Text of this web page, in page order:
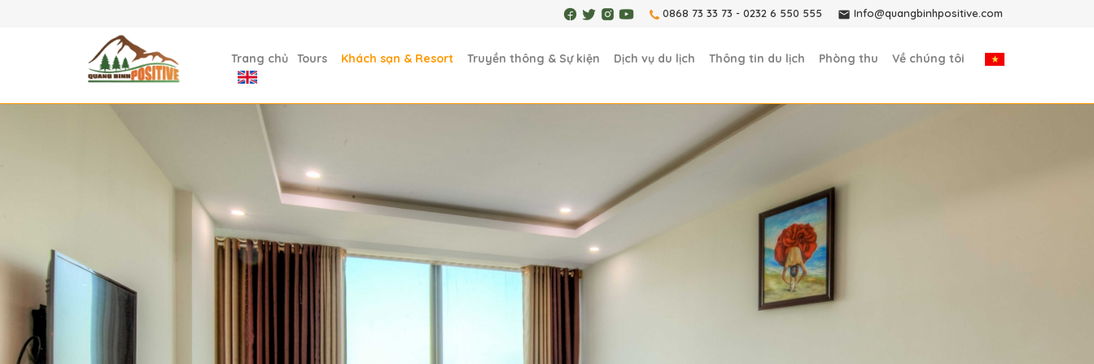
0868 73 33 73 - 0232 6 550 555 Info@quangbinhpositive.com
Trang chủ Tours Khách sạn & Resort Truyền thông & Sự kiện Dịch vụ du lịch Thông tin du lịch Phòng thu Về chúng tôi